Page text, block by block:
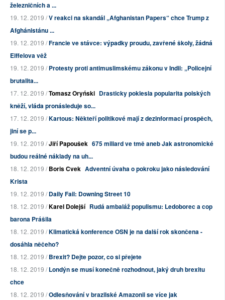
železničních a ...
19. 12. 2019 /V reakci na skandál „Afghanistan Papers“ chce Trump z
Afghánistánu ...
19. 12. 2019 /Francie ve stávce: výpadky proudu, zavřené školy, žádná
Eiffelova věž
19. 12. 2019 /Protesty proti antimuslimskému zákonu v Indii: „Policejní
brutalita...
17. 12. 2019 /Tomasz Oryński Drasticky poklesla popularita polských
kněží, vláda pronásleduje so...
17. 12. 2019 /Kartous: Někteří politikové mají z dezinformací prospěch,
jiní se p...
19. 12. 2019 /Jiří Papoušek 675 miliard ve tmě aneb Jak astronomické
budou reálné náklady na uh...
18. 12. 2019 /Boris Cvek Adventní úvaha o pokroku jako následování
Krista
19. 12. 2019 /Daily Fail: Downing Street 10
18. 12. 2019 /Karel Dolejší Rudá ambaláž populismu: Ledoborec a cop
barona Prášila
18. 12. 2019 /Klimatická konference OSN je na další rok skončena -
dosáhla něčeho?
18. 12. 2019 /Brexit? Dejte pozor, co si přejete
18. 12. 2019 /Londýn se musí konečně rozhodnout, jaký druh brexitu
chce
18. 12. 2019 /Odlesňování v brazilské Amazonii se více jak